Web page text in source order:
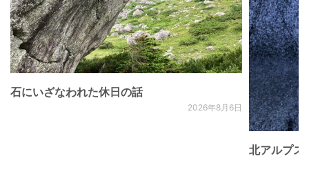
石にいざなわれた休日の話
2026年8月6日
北アルプ